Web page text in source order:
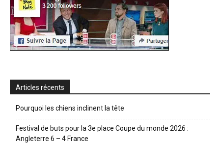
Articles récents
Pourquoi les chiens inclinent la tête
Festival de buts pour la 3e place Coupe du monde 2026 :
Angleterre 6 – 4 France